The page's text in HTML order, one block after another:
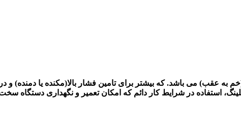
به عقب) می باشد. که بیشتر برای تامین فشار بالا(مکنده یا
استفاده در شرایط کار دائم که امکان تعمیر و نگهداری دستگاه